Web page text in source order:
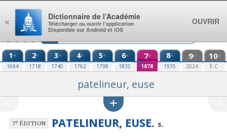
Aller au contenu
1re
1694
2e
1718
3e
1740
4e
1762
5e
1798
6e
1835
7e
1878
8e
1935
9e
2024
10e
E.C.
patelineur, euse
7eÉDITION PATELINEUR, EUSE. s.
×
Dictionnaire de l’Académie
Télécharger ou ouvrir l’application
Disponible sur Android et iOS
OUVRIR